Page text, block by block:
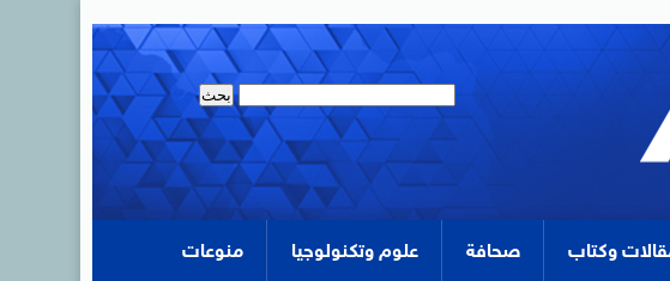
وكتاب صحافة علوم وتكنولوجيا منوعات